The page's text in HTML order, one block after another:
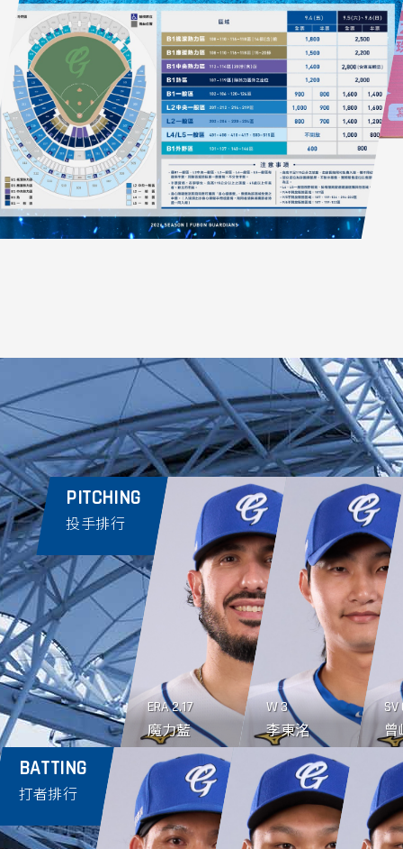
PITCHING
投手排行
ERA2.17
魔力藍
W3
李東洺
SV
BATTING
打者排行